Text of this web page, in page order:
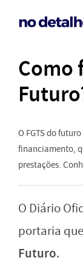
Como
O FGTS do
financiamento,
prestações.
O Diário
portaria
Futuro.